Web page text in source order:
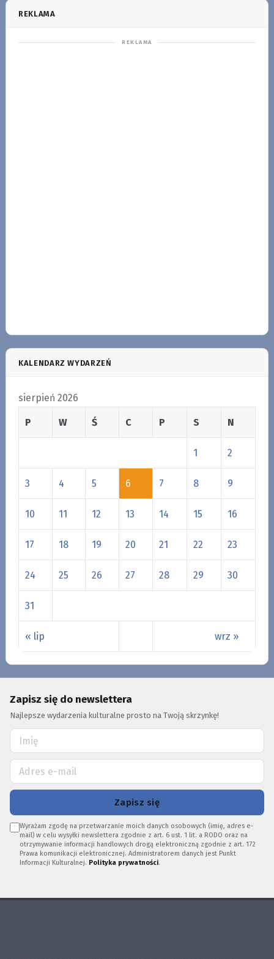
REKLAMA
KALENDARZ WYDARZEŃ
sierpień 2026
P W Ś C P S N
« lip wrz »
1 2
3 4 5 6 7 8 9
10 11 12 13 14 15 16
17 18 19 20 21 22 23
24 25 26 27 28 29 30
31
Zapisz się do newslettera
Najlepsze wydarzenia kulturalne prosto na Twoją skrzynkę!
Zapisz się
Wyrażam zgodę na przetwarzanie moich danych osobowych (imię, adres e-
mail) w celu wysyłki newslettera zgodnie z art. 6 ust. 1 lit. a RODO oraz na
otrzymywanie informacji handlowych drogą elektroniczną zgodnie z art. 172
Prawa komunikacji elektronicznej. Administratorem danych jest Punkt
Informacji Kulturalnej. Polityka prywatności.